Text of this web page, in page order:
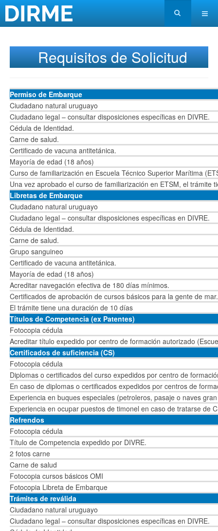
Requisitos de Solicitud
Permiso de Embarque
Ciudadano natural uruguayo
Ciudadano legal – consultar disposiciones específicas en DIVRE.
Cédula de Identidad.
Carne de salud.
Certificado de vacuna antitetánica.
Mayoría de edad (18 años)
Curso de familiarización en Escuela Técnico Superior Marítima
Una vez aprobado el curso de familiarización en ETSM, el trámite
Libretas de Embarque
Ciudadano natural uruguayo
Ciudadano legal – consultar disposiciones específicas en DIVRE.
Cédula de Identidad.
Carne de salud.
Grupo sanguineo
Certificado de vacuna antitetánica.
Mayoría de edad (18 años)
Acreditar navegación efectiva de 180 días mínimos.
Certificados de aprobación de cursos básicos para la gente de mar.
El trámite tiene una duración de 10 días
Títulos de Competencia (ex Patentes)
Fotocopia cédula
Acreditar título expedido por centro de formación autorizado
Certificados de suficiencia (CS)
Fotocopia cédula
Diplomas o certificados del curso expedidos por centro de
En caso de diplomas o certificados expedidos por centros de
Experiencia en buques especiales (petroleros, pasaje o naves
Experiencia en ocupar puestos de timonel en caso de tratarse de
Refrendos
Fotocopia cédula
Título de Competencia expedido por DIVRE.
2 fotos carne
Carne de salud
Fotocopia cursos básicos OMI
Fotocopia Libreta de Embarque
Trámites de reválida
Ciudadano natural uruguayo
Ciudadano legal – consultar disposiciones específicas en DIVRE.